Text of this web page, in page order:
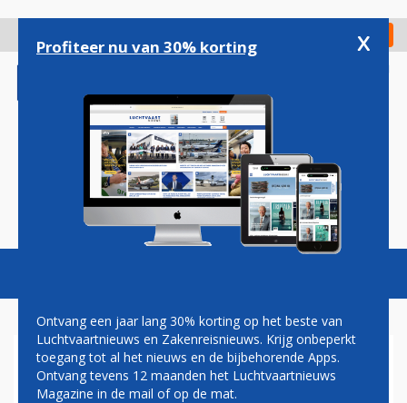
gaan
Check in
Magazine Podcasts Vacatures
KOERS
Profiteer nu van 30% korting x
Ontvang een jaar lang 30% korting op het beste van
Luchtvaartnieuws en Zakenreisnieuws. Krijg onbeperkt
toegang tot al het nieuws en de bijbehorende Apps.
Ontvang tevens 12 maanden het Luchtvaartnieuws
Magazine in de mail of op de mat.